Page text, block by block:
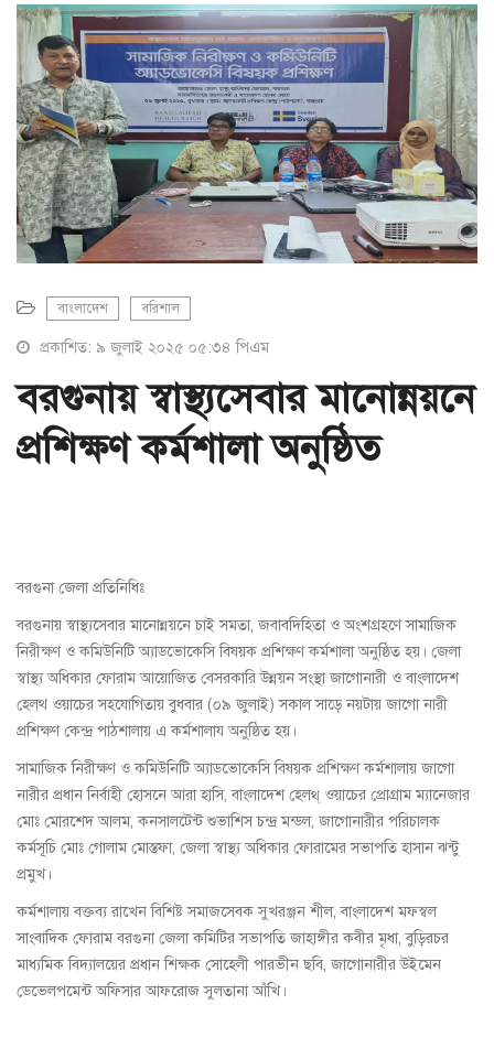
a
t
i
o
n
বাংলাদেশ বরিশাল
প্রকাশিত: ৯ জুলাই ২০২৫ ০৫:৩৪ পিএম
বরগুনায় স্বাস্থ্যসেবার মানোন্নয়নে
প্রশিক্ষণ কর্মশালা অনুষ্ঠিত
বরগুনা জেলা প্রতিনিধিঃ
বরগুনায় স্বাস্থ্যসেবার মানোন্নয়নে চাই সমতা, জবাবদিহিতা ও অংশগ্রহণে সামাজিক
নিরীক্ষণ ও কমিউনিটি অ্যাডভোকেসি বিষয়ক প্রশিক্ষণ কর্মশালা অনুষ্ঠিত হয়। জেলা
স্বাস্থ্য অধিকার ফোরাম আয়োজিত বেসরকারি উন্নয়ন সংস্থা জাগোনারী ও বাংলাদেশ
হেলথ ওয়াচের সহযোগিতায় বুধবার (০৯ জুলাই) সকাল সাড়ে নয়টায় জাগো নারী
প্রশিক্ষণ কেন্দ্র পাঠশালায় এ কর্মশালায অনুষ্ঠিত হয়।
সামাজিক নিরীক্ষণ ও কমিউনিটি অ্যাডভোকেসি বিষয়ক প্রশিক্ষণ কর্মশালায় জাগো
নারীর প্রধান নির্বাহী হোসনে আরা হাসি, বাংলাদেশ হেলথ্ ওয়াচের প্রোগ্রাম ম্যানেজার
মোঃ মোরশেদ আলম, কনসালটেন্ট শুভাশিস চন্দ্র মন্ডল, জাগোনারীর পরিচালক
কর্মসূচি মোঃ গোলাম মোস্তফা, জেলা স্বাস্থ্য অধিকার ফোরামের সভাপতি হাসান ঝন্টু
প্রমুখ।
কর্মশালায় বক্তব্য রাখেন বিশিষ্ট সমাজসেবক সুখরঞ্জন শীল, বাংলাদেশ মফস্বল
সাংবাদিক ফোরাম বরগুনা জেলা কমিটির সভাপতি জাহাঙ্গীর কবীর মৃধা, বুড়িরচর
মাধ্যমিক বিদ্যালয়ের প্রধান শিক্ষক সোহেলী পারভীন ছবি, জাগোনারীর উইমেন
ডেভেলপমেন্ট অফিসার আফরোজ সুলতানা আঁখি।